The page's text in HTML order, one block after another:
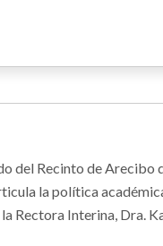
del Recinto de Arecibo
la política
Rectora Interina, Dra.